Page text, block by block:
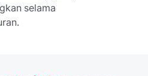
selama